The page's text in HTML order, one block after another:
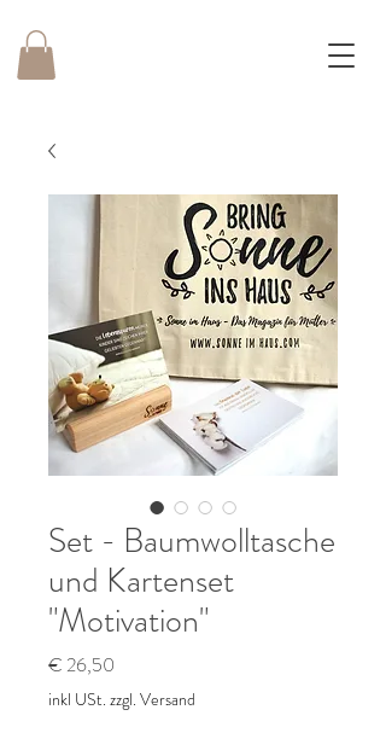
Set - Baumwolltasche
und Kartenset
"Motivation"
€ 26,50
inkl USt. zzgl. Versand